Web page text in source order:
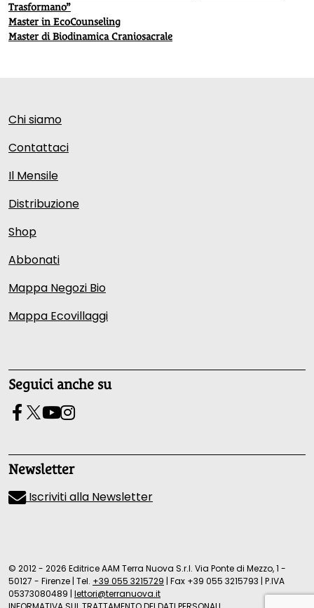
Trasformano”
Master in EcoCounseling
Master di Biodinamica Craniosacrale
Chi siamo
Contattaci
Il Mensile
Distribuzione
Shop
Abbonati
Mappa Negozi Bio
Mappa Ecovillaggi
Seguici anche su
Newsletter
Iscriviti alla Newsletter
© 2012 - 2026 Editrice AAM Terra Nuova S.r.l. Via Ponte di Mezzo, 1 -
50127 - Firenze | Tel. +39 055 3215729 | Fax +39 055 3215793 | P.IVA
05373080489 | lettori@terranuova.it